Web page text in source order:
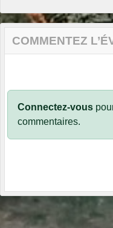
COMMENTEZ
Connectez-vous
commentaires.